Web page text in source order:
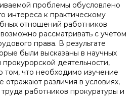
проблемы обусловлено
интереса к практическому
отношений работников
рассматривать с учетом
права. В результате
были высказаны в научных
прокурорской деятельности,
том, что необходимо изучение
отражают различия в условиях,
труда работников прокуратуры и